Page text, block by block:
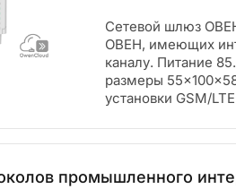
Сетевой шлюз
ОВЕН, имеющих
каналу. Питание
размеры
установки GSM/
промышленного